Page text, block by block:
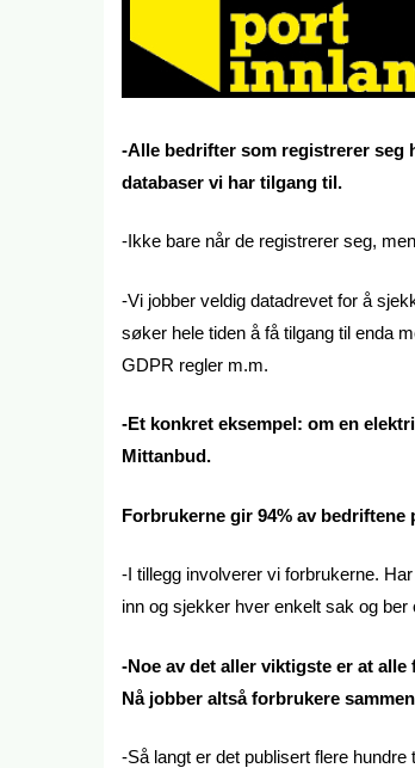
-Alle bedrifter som registrerer seg
databaser vi har tilgang til.
-Ikke bare når de registrerer seg,
-Vi jobber veldig datadrevet for å
søker hele tiden å få tilgang til enda
GDPR regler m.m.
-Et konkret eksempel: om en
Mittanbud.
Forbrukerne gir 94% av
-I tillegg involverer vi forbrukerne.
inn og sjekker hver enkelt sak og
-Noe av det aller viktigste er at
Nå jobber altså forbrukere
-Så langt er det publisert flere